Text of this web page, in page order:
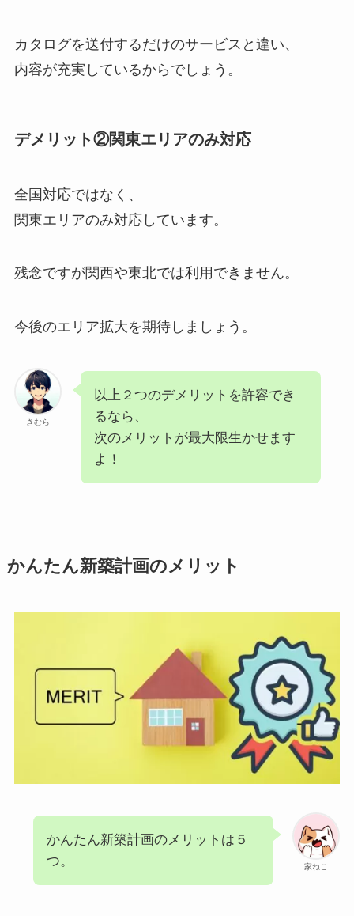
カタログを送付するだけのサービスと違い、
内容が充実しているからでしょう。
デメリット②関東エリアのみ対応
全国対応ではなく、
関東エリアのみ対応しています。
残念ですが関西や東北では利用できません。
今後のエリア拡大を期待しましょう。
きむら
以上２つのデメリットを許容でき
るなら、
次のメリットが最大限生かせます
よ！
かんたん新築計画のメリット
家ねこ
かんたん新築計画のメリットは５
つ。